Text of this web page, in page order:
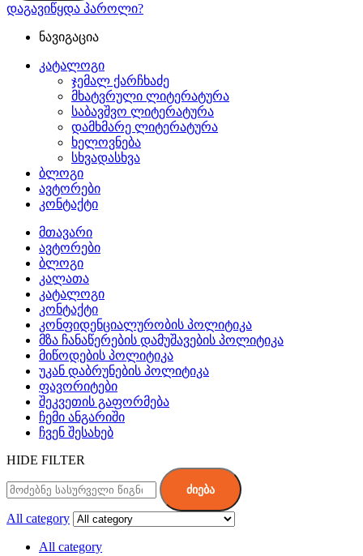
დაგავიწყდა პაროლი?
ნავიგაცია
კატალოგი
ჯემალ ქარჩხაძე
მხატვრული ლიტერატურა
საბავშვო ლიტერატურა
დამხმარე ლიტერატურა
ხელოვნება
სხვადასხვა
ბლოგი
ავტორები
კონტაქტი
მთავარი
ავტორები
ბლოგი
კალათა
კატალოგი
კონტაქტი
კონფიდენციალურობის პოლიტიკა
მზა ჩანაწერების დამუშავების პოლიტიკა
მიწოდების პოლიტიკა
უკან დაბრუნების პოლიტიკა
ფავორიტები
შეკვეთის გაფორმება
ჩემი ანგარიში
ჩვენ შესახებ
HIDE FILTER
ძიება
All category
All category